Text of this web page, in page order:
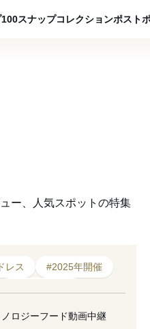
100スナップコレクションポスト
ー、人気スポットの特集
レス
#2025年開催
#プリント
#受注販売
ロジーフード動画中継